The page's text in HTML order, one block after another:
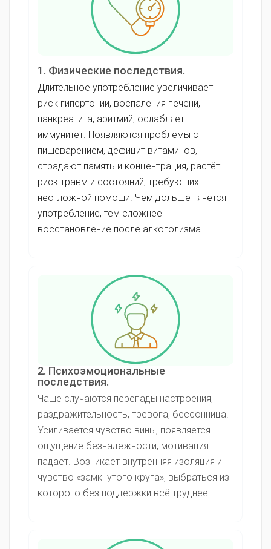
1. Физические последствия.
Длительное употребление увеличивает
риск гипертонии, воспаления печени,
панкреатита, аритмий, ослабляет
иммунитет. Появляются проблемы с
пищеварением, дефицит витаминов,
страдают память и концентрация, растёт
риск травм и состояний, требующих
неотложной помощи. Чем дольше тянется
употребление, тем сложнее
восстановление после алкоголизма.
2. Психоэмоциональные
последствия.
Чаще случаются перепады настроения,
раздражительность, тревога, бессонница.
Усиливается чувство вины, появляется
ощущение безнадёжности, мотивация
падает. Возникает внутренняя изоляция и
чувство «замкнутого круга», выбраться из
которого без поддержки всё труднее.